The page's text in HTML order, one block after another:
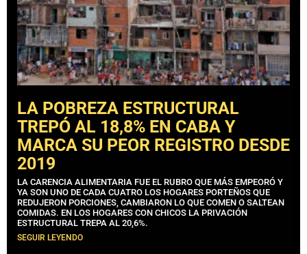
LA POBREZA ESTRUCTURAL
TREPÓ AL 18,8% EN CABA Y
MARCA SU PEOR REGISTRO DESDE
2019
LA CARENCIA ALIMENTARIA FUE EL RUBRO QUE MÁS EMPEORÓ Y
YA SON UNO DE CADA CUATRO LOS HOGARES PORTEÑOS QUE
REDUJERON PORCIONES, CAMBIARON LO QUE COMEN O SALTEAN
COMIDAS. EN LOS HOGARES CON CHICOS LA PRIVACIÓN
ESTRUCTURAL TREPA AL 20,6%.
SEGUIR LEYENDO